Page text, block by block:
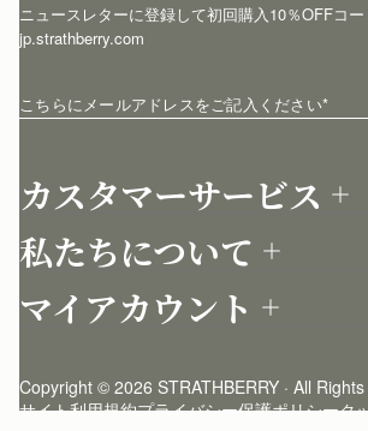
カスタマーサービス
配送について
よくあるご質問
私たちについて
ストラスベリーについて
ストラスベリー 愛用 者のスタイリング
マイアカウント
ストラスベリーインサイダー
ニュースレターに登録して初回購入10％OFFコ
jp.strathberry.com
こちらにメールアドレスをご記入ください*
Copyright © 2026 STRATHBERRY · All
サイト利用規約プライバシー保護ポリシーク